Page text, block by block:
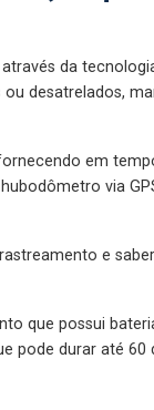
da
desatrelados,
em
via
e
que possui
pode durar até 60